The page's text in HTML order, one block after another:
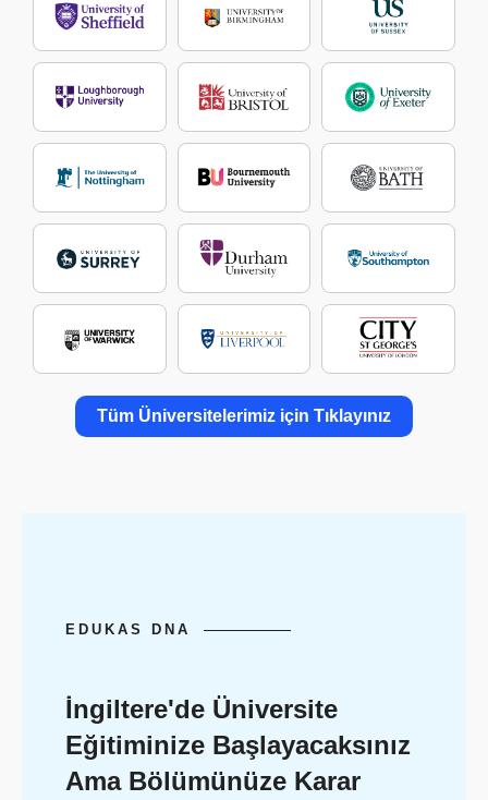
Tüm Üniversitelerimiz için Tıklayınız
EDUKAS DNA
İngiltere'de Üniversite
Eğitiminize Başlayacaksınız
Ama Bölümünüze Karar